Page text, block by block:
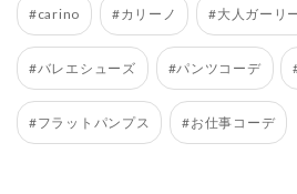
#carino #カリーノ #大人ガーリ
#バレエシューズ #パンツコーデ
#フラットパンプス #お仕事コーデ